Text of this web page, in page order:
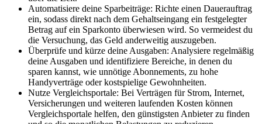
Automatisiere deine Sparbeiträge: Richte einen Dauerauftrag
ein, sodass direkt nach dem Gehaltseingang ein festgelegter
Betrag auf ein Sparkonto überwiesen wird. So vermeidest du
die Versuchung, das Geld anderweitig auszugeben.
Überprüfe und kürze deine Ausgaben: Analysiere regelmäßig
deine Ausgaben und identifiziere Bereiche, in denen du
sparen kannst, wie unnötige Abonnements, zu hohe
Handyverträge oder kostspielige Gewohnheiten.
Nutze Vergleichsportale: Bei Verträgen für Strom, Internet,
Versicherungen und weiteren laufenden Kosten können
Vergleichsportale helfen, den günstigsten Anbieter zu finden